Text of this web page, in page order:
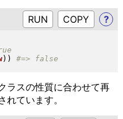
RUN ?
) )
ラスの性質に合わせて再
れています。